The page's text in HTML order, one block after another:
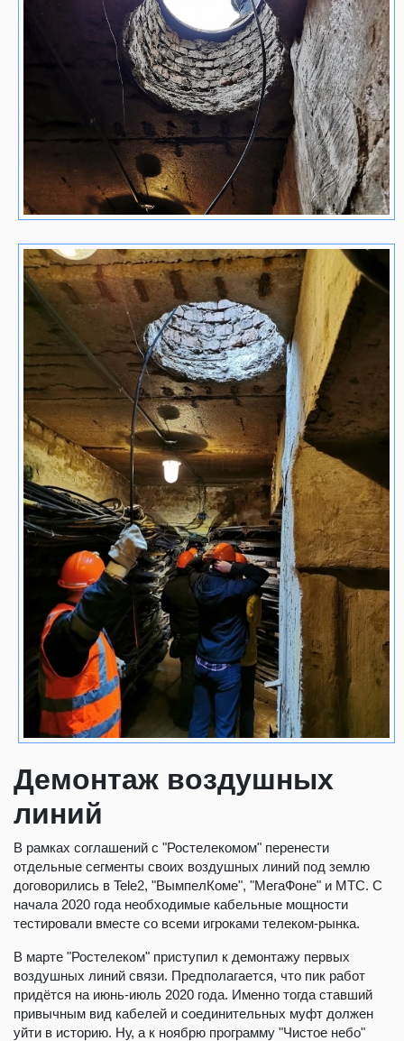
Демонтаж воздушных
линий
В рамках соглашений с "Ростелекомом" перенести
отдельные сегменты своих воздушных линий под землю
договорились в Tele2, "ВымпелКоме", "МегаФоне" и МТС. С
начала 2020 года необходимые кабельные мощности
тестировали вместе со всеми игроками телеком-рынка.
В марте "Ростелеком" приступил к демонтажу первых
воздушных линий связи. Предполагается, что пик работ
придётся на июнь-июль 2020 года. Именно тогда ставший
привычным вид кабелей и соединительных муфт должен
уйти в историю. Ну, а к ноябрю программу "Чистое небо"